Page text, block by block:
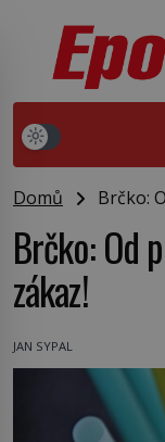
Domů Brčko:
Brčko: Od
zákaz!
JAN SYPAL